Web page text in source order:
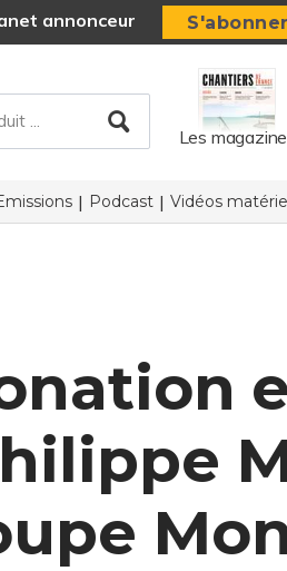
annonceur S'abonner
Les
Podcast Vidéos